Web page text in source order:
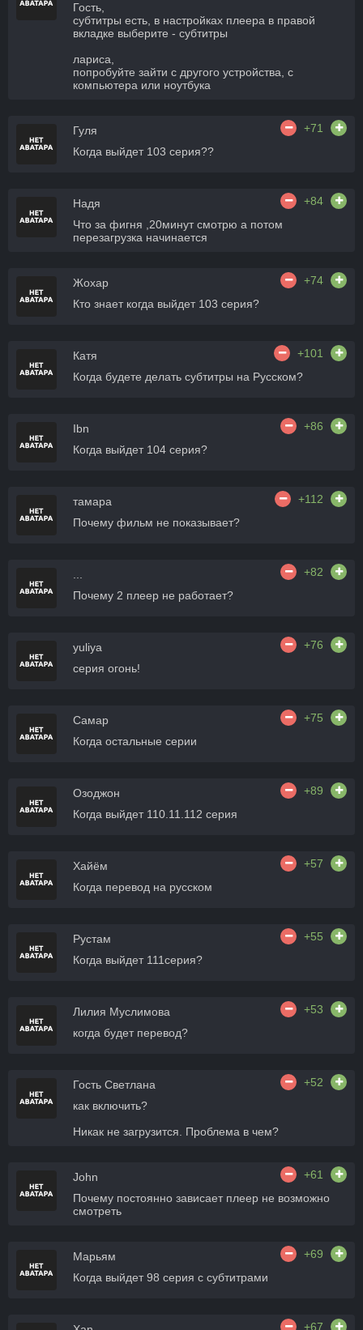
Гость,
субтитры есть, в настройках плеера в правой
вкладке выберите - субтитры
лариса,
попробуйте зайти с другого устройства, с
компьютера или ноутбука
Гуля
+71
Когда выйдет 103 серия??
Надя
+84
Что за фигня ,20минут смотрю а потом
перезагрузка начинается
Жохар
+74
Кто знает когда выйдет 103 серия?
Катя
+101
Когда будете делать субтитры на Русском?
Ibn
+86
Когда выйдет 104 серия?
тамара
+112
Почему фильм не показывает?
+82
Почему 2 плеер не работает?
yuliya
+76
серия огонь!
Самар
+75
Когда остальные серии
Озоджон
+89
Когда выйдет 110.11.112 серия
Хайём
+57
Когда перевод на русском
Рустам
+55
Когда выйдет 111серия?
Лилия Муслимова
+53
когда будет перевод?
Гость Светлана
+52
как включить?
Никак не загрузится. Проблема в чем?
John
+61
Почему постоянно зависает плеер не возможно
смотреть
Марьям
+69
Когда выйдет 98 серия с субтитрами
+67